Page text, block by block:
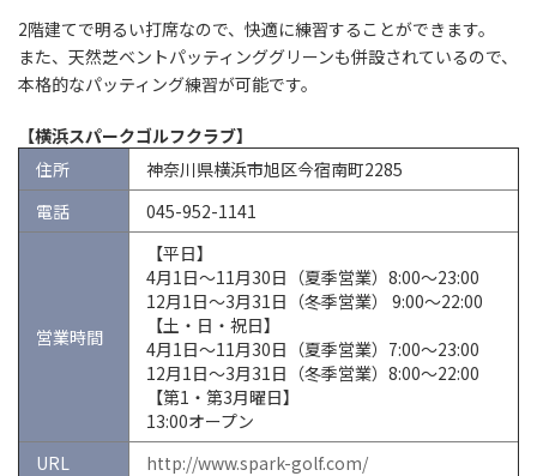
2階建てで明るい打席なので、快適に練習することができます。
また、天然芝ベントパッティンググリーンも併設されているので、
本格的なパッティング練習が可能です。
【横浜スパークゴルフクラブ】
住所
神奈川県横浜市旭区今宿南町2285
電話
045-952-1141
営業時間
【平日】
4月1日～11月30日（夏季営業）8:00～23:00
12月1日～3月31日（冬季営業） 9:00～22:00
【土・日・祝日】
4月1日～11月30日（夏季営業）7:00～23:00
12月1日～3月31日（冬季営業）8:00～22:00
【第1・第3月曜日】
13:00オープン
URL
http://www.spark-golf.com/